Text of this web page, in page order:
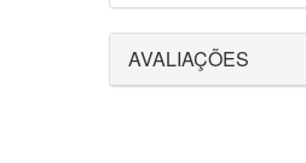
AVALIAÇÕES